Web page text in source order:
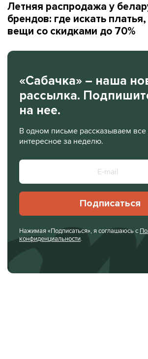
Летняя распродажа у
брендов: где искать
вещи со скидками до 70%
«Сабачка» – наша
рассылка.
на нее.
В одном письме рассказываем
интересное за неделю.
Подписаться
Нажимая «Подписаться», я соглашаюсь с
конфиденциальности.